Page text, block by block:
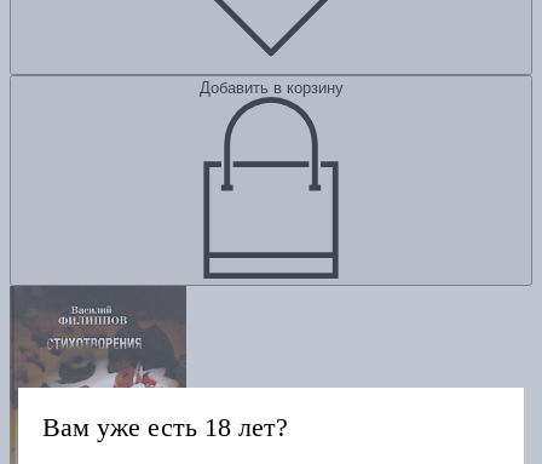
Добавить в корзину
Вам уже есть 18 лет?